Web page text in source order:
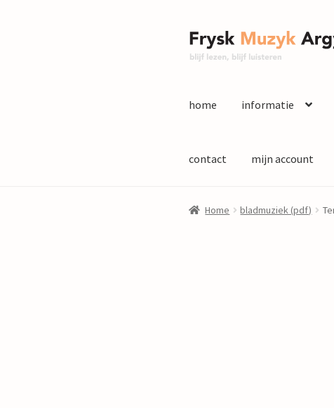
Ga
door
Ga
naar
home informatie
contact mijn account
Home bladmuziek (pdf)